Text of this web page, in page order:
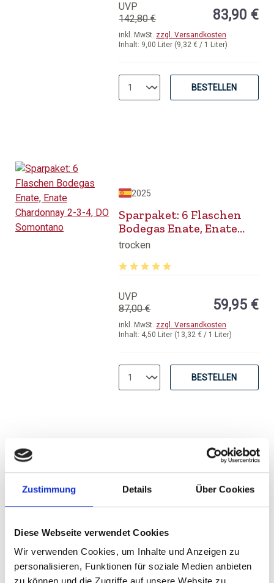
Zustimmung Details Über Cookies
Diese Webseite verwendet Cookies
Wir verwenden Cookies, um Inhalte und Anzeigen zu
personalisieren, Funktionen für soziale Medien anbieten
Inhalt: 9,00 Liter (9,32 € / 1 Liter)
inkl. MwSt. zzgl. Versandkosten
UVP
142,80 €
83,90 €
BESTELLEN
2025
Sparpaket: 6 Flaschen
Bodegas Enate, Enate
Chardonnay 2-3-4, DO
trocken
Inhalt: 4,50 Liter (13,32 € / 1 Liter)
inkl. MwSt. zzgl. Versandkosten
UVP
87,00 €
59,95 €
BESTELLEN
Sparpaket: 12 Flaschen
Chardonnay 2-3-4, DO
Somontano
trocken
Durchschnittliche Bewertung von 4